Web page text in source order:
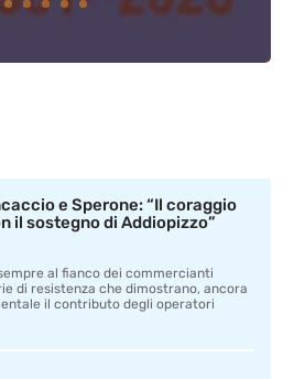
e Sperone: “Il coraggio
il sostegno di Addiopizzo”
al fianco dei commercianti
di resistenza che dimostrano, ancora
il contributo degli operatori